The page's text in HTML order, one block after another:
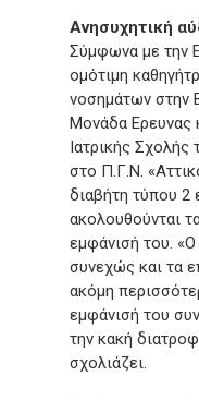
Ανησυχητική
Σύμφωνα με την
ομότιμη
νοσημάτων στην
Μονάδα Ερευνας
Ιατρικής
στο Π.Γ.Ν.
διαβήτη τύπου 2
ακολουθούνται
εμφάνισή του. «Ο
συνεχώς και τα
ακόμη
εμφάνισή του
την κακή
σχολιάζει.